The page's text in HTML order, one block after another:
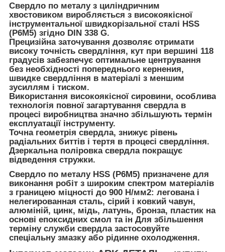
Свердло по металу з циліндричним
хвостовиком виробляється з високоякісної
інструментальної швидкорізальної сталі HSS
(P6M5) згідно DIN 338 G.
Прецизійна заточування дозволяє отримати
високу точність свердління, кут при вершині 118
градусів забезпечує оптимальне центрування
без необхідності попереднього кернения,
швидке свердління в матеріалі з меншим
зусиллям і тиском.
Використання високоякісної сировини, особлива
технологія повної загартування свердла в
процесі виробництва значно збільшують термін
експлуатації інструменту.
Точна геометрія свердла, знижує рівень
радіальних биттів і тертя в процесі свердління.
Дзеркальна поліровка свердла покращує
відведення стружки.
Свердло по металу HSS (P6M5) призначене для
виконання робіт з широким спектром матеріалів
з границею міцності до 900 Н/мм2: легована і
нелегированная сталь, сірий і ковкий чавун,
алюміній, цинк, мідь, латунь, бронза, пластик на
основі епоксидних смол та ін Для збільшення
терміну служби свердла застосовуйте
спеціальну змазку або рідинне охолодження.